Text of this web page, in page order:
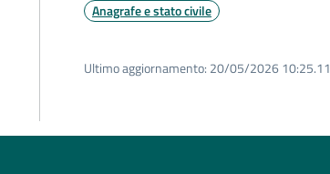
Anagrafe e stato civile
Ultimo aggiornamento: 20/05/2026 10:25.11